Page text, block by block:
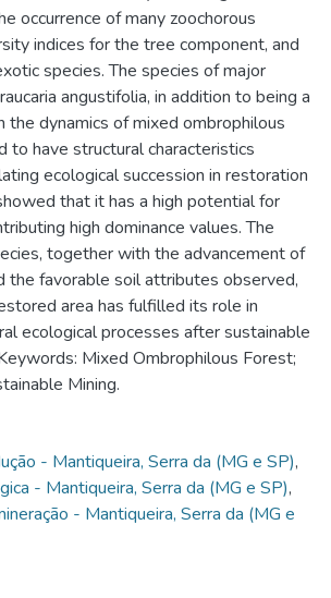
occurrence of many zoochorous
indices for the tree component, and
species. The species of major
angustifolia, in addition to being a
the dynamics of mixed ombrophilous
to have structural characteristics
ecological succession in restoration
that it has a high potential for
high dominance values. The
together with the advancement of
the favorable soil attributes observed,
area has fulfilled its role in
ecological processes after sustainable
Mixed Ombrophilous Forest;
Mining.
- Mantiqueira, Serra da (MG e SP),
- Mantiqueira, Serra da (MG e SP),
- Mantiqueira, Serra da (MG e